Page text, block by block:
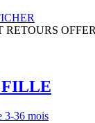
3-36 mois